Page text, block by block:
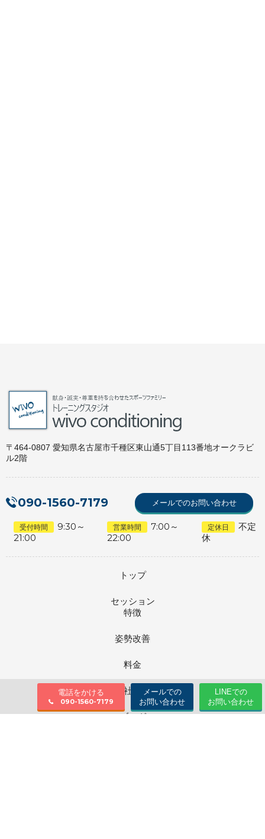
〒464-0807 愛知県名古屋市千種区東山通5丁目113番地オークラビ
ル2階
090-1560-7179 メールでのお問い合わせ
受付時間
9:30～
21:00
営業時間
7:00～
22:00
定休日
不定
休
トップ
セッション
特徴
姿勢改善
料金
会社情報
ブログ
電話をかける
090-1560-7179
メールでの
お問い合わせ
LINEでの
お問い合わせ